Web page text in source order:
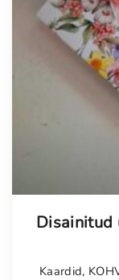
Disainitud
Kaardid,